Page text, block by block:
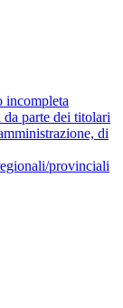
incompleta
parte dei titolari
di
provinciali